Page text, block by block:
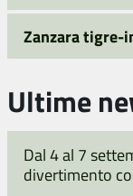
Zanzara tigre-
Ultime
Dal 4 al 7
divertimento